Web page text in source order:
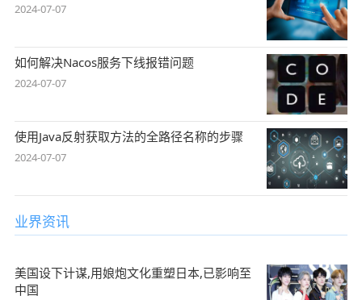
2024-07-07
如何解决Nacos服务下线报错问题
2024-07-07
使用Java反射获取方法的全路径名称的步骤
2024-07-07
业界资讯
美国设下计谋,用娘炮文化重塑日本,已影响至
中国